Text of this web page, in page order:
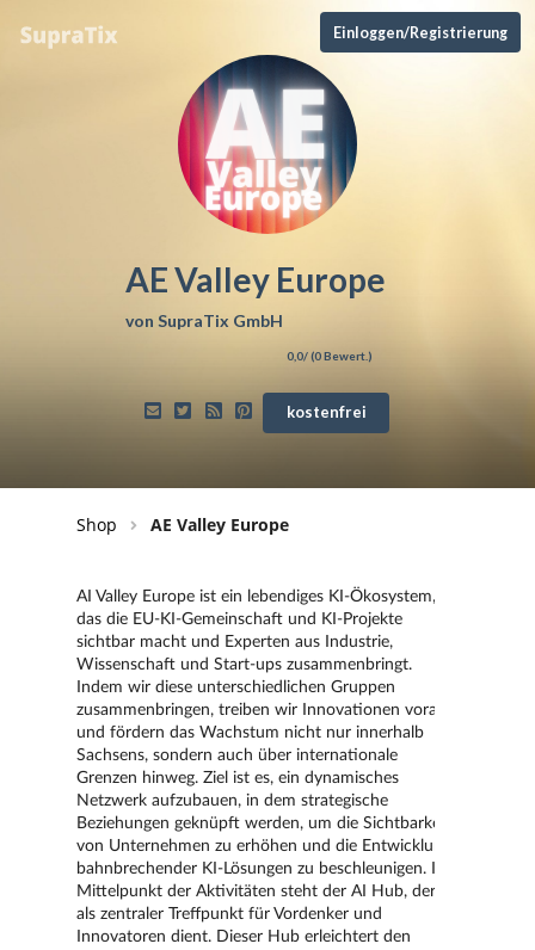
Einloggen/Registrierung
AE Valley Europe
von SupraTix GmbH
0,0/ (0Bewert.)
kostenfrei
Shop AE Valley Europe